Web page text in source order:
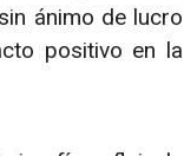
ánimo de lucro
positivo en la